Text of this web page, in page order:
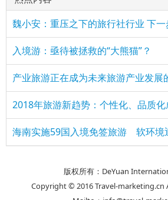
魏小安：重压之下的旅行社行业 下一
入境游：亟待被拯救的“大熊猫”？
产业旅游正在成为未来旅游产业发展
2018年旅游新趋势：个性化、品质
海南实施59国入境免签旅游 软环境
版权所有：DeYuan
Copyright © 2016 Travel-marketing.cn